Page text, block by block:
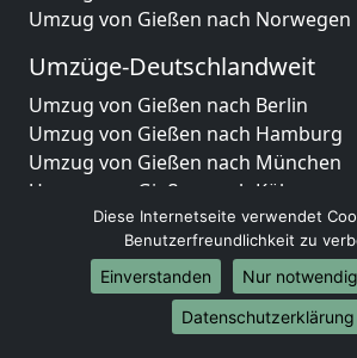
Umzug von Gießen nach Norwegen
Umzüge-Deutschlandweit
Umzug von Gießen nach Berlin
Umzug von Gießen nach Hamburg
Umzug von Gießen nach München
Umzug von Gießen nach Köln
Umzug von Gießen nach Frankfurt
Umzug von Gießen nach Stuttgart
Umzug von Gießen nach Düsseldorf
Umzug von Gießen nach Leipzig
Umzug von Gießen nach Dortmund
Diese Internetseite verwendet
Benutzerfreundlichkeit zu
Einverstanden
Nur
Datenschutzerklärung